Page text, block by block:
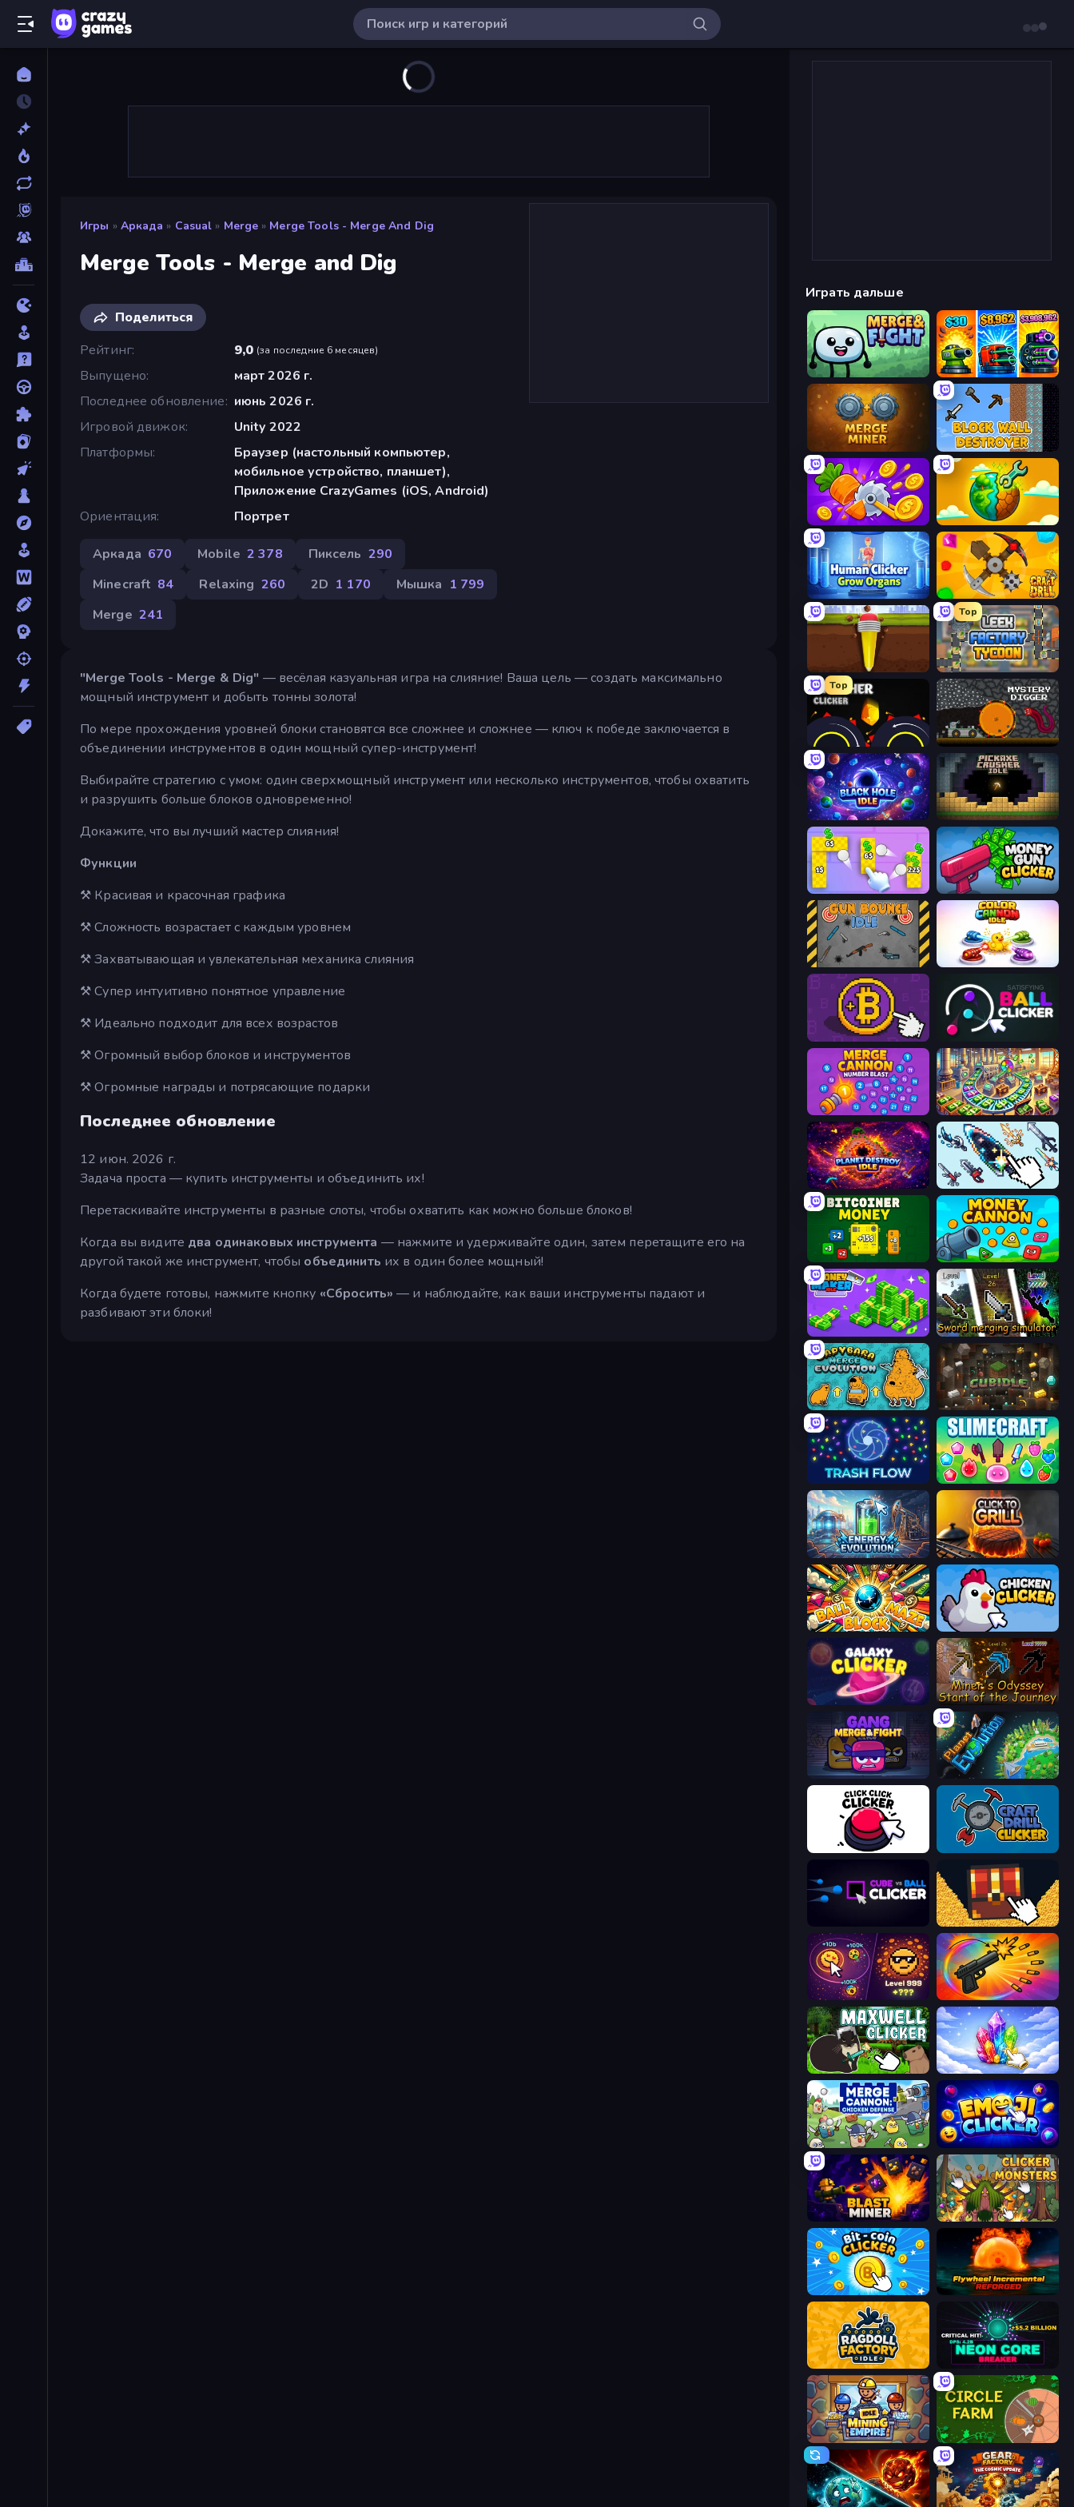
Игры » Аркада » Casual » Merge » Merge Tools - Merge And Dig
Merge Tools - Merge and Dig
Поделиться
Рейтинг
9,0 (за последние 6 месяцев)
Выпущено
март 2026 г.
Последнее обновление
июнь 2026 г.
Игровой движок
Unity 2022
Платформы
Браузер (настольный компьютер,
мобильное устройство, планшет),
Приложение CrazyGames (iOS, Android)
Ориентация
Портрет
Аркада 670 Mobile 2 378 Пиксель 290
Minecraft 84 Relaxing 260 2D 1 170 Мышка 1 799
Merge 241
"Merge Tools - Merge & Dig" — весёлая казуальная игра на слияние! Ваша цель — создать максимально
мощный инструмент и добыть тонны золота!
По мере прохождения уровней блоки становятся все сложнее и сложнее — ключ к победе заключается в
объединении инструментов в один мощный супер-инструмент!
Выбирайте стратегию с умом: один сверхмощный инструмент или несколько инструментов, чтобы охватить
и разрушить больше блоков одновременно!
Докажите, что вы лучший мастер слияния!
Функции
⚒ Красивая и красочная графика
⚒ Сложность возрастает с каждым уровнем
⚒ Захватывающая и увлекательная механика слияния
⚒ Супер интуитивно понятное управление
⚒ Идеально подходит для всех возрастов
⚒ Огромный выбор блоков и инструментов
⚒ Огромные награды и потрясающие подарки
Последнее обновление
12 июн. 2026 г.
Задача проста — купить инструменты и объединить их!
Перетаскивайте инструменты в разные слоты, чтобы охватить как можно больше блоков!
Когда вы видите два одинаковых инструмента — нажмите и удерживайте один, затем перетащите его на
другой такой же инструмент, чтобы объединить их в один более мощный!
Когда будете готовы, нажмите кнопку «Сбросить» — и наблюдайте, как ваши инструменты падают и
разбивают эти блоки!
Играть дальше
Merge & Fight Pumpkin Defense: Merge Cannon
Merge Miner Block Wall Destroyer
Farm Ring Idle Land Explorers: Merge & Build
Human Clicker: Grow Organs Craft Drill
Pen Dig
Top
Leek Factory Tycoon
Top
Crusher Clicker Mystery Digger
Black Hole Idle Pickaxe Crusher Idle
Money Ping Pong Money Gun Clicker
Gun Bounce Idle Color Cannon Idle
Money Maker Satisfying Ball Clicker
Money Factory: Tycoon Idle Game
Planet Destroy Idle Sword Adventure Idle
BitCoiner Money Cannon
Money Maker Idle Sword Merging Simulator
Capybara Merge Evolution Cubidle
Trash Flow Slimecraft
Energy Evolution Click To Grill
Ball Block Maze Chicken Clicker
Galaxy Clicker Miner's Odyssey
Gang Merge & Fight Planet Evolution: Idle Clicker
Click Click Clicker Craft Drill Clicker
Treasure Hunt Idle
Dominate All Shapes Chair Force Buzz
Maxwell Clicker Crystalia Idle Clicker
Merge Cannon: Chicken Defense Emoji Clickers
Blast Miner Clicker Monsters
Bit-coin Clicker Flywheel Incremental: Reforged
Ragdoll Factory Idle Neon Core Breaker
Idle Mining Empire Circle Farm